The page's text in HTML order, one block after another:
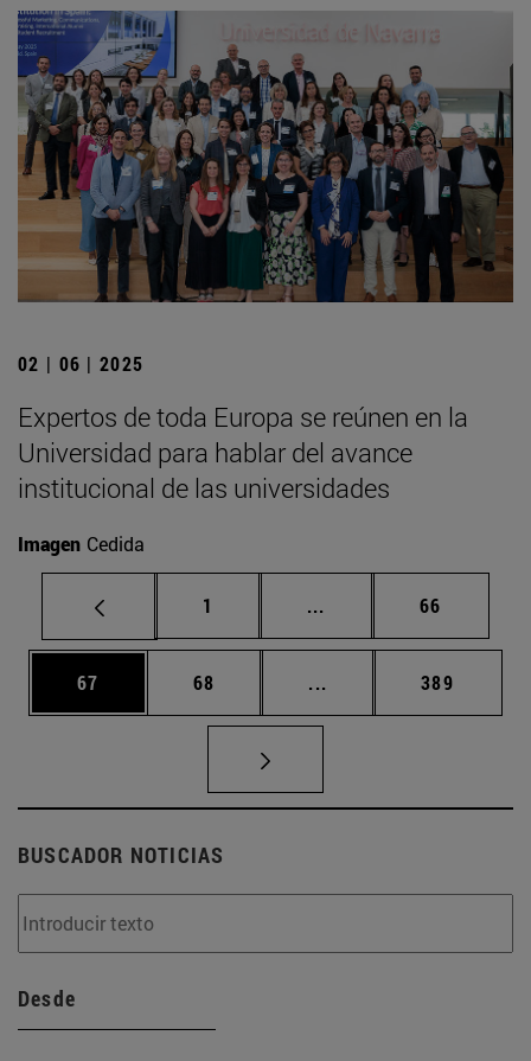
02 | 06 | 2025
Expertos de toda Europa se reúnen en la
Universidad para hablar del avance
institucional de las universidades
Imagen Cedida
Página
1 ... Páginas intermedias
Página
66
Página
67 Página
68 ... Páginas intermedias
Página
389
BUSCADOR NOTICIAS
Desde